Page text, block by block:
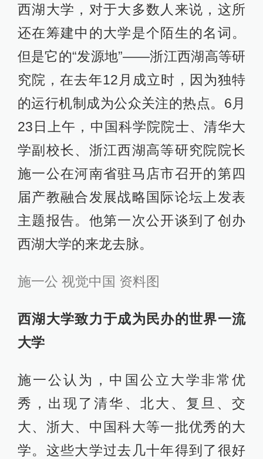
西湖大学，对于大多数人来说，这所
还在筹建中的大学是个陌生的名词。
但是它的“发源地”——浙江西湖高等研
究院，在去年12月成立时，因为独特
的运行机制成为公众关注的热点。6月
23日上午，中国科学院院士、清华大
学副校长、浙江西湖高等研究院院长
施一公在河南省驻马店市召开的第四
届产教融合发展战略国际论坛上发表
主题报告。他第一次公开谈到了创办
西湖大学的来龙去脉。
施一公 视觉中国 资料图
西湖大学致力于成为民办的世界一流
大学
施一公认为，中国公立大学非常优
秀，出现了清华、北大、复旦、交
大、浙大、中国科大等一批优秀的大
学。这些大学过去几十年得到了很好